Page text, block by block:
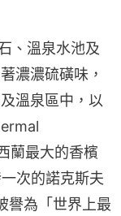
、溫泉水池及
濃濃硫磺味，
溫泉區中，以
蘭最大的香檳
次的諾克斯夫
譽為「世界上最